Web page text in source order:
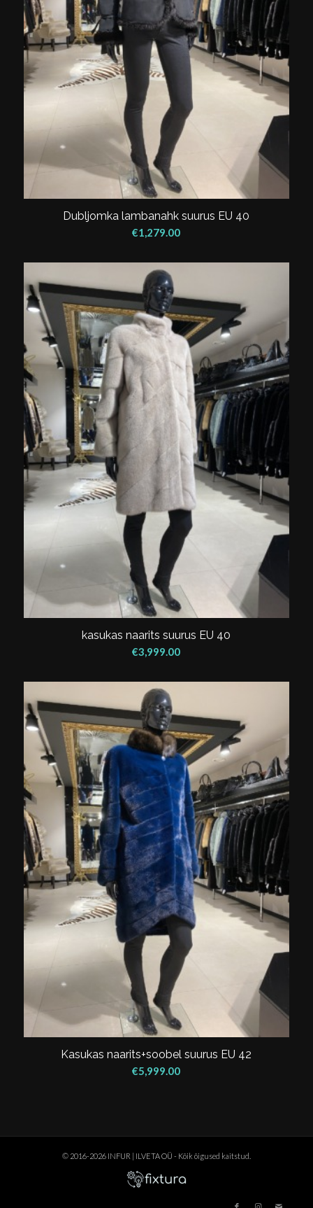
Dubljomka lambanahk suurus EU 40
€1,279.00
kasukas naarits suurus EU 40
€3,999.00
Kasukas naarits+soobel suurus EU 42
€5,999.00
© 2016-2026 INFUR | ILVETA OÜ - Kõik õigused kaitstud.